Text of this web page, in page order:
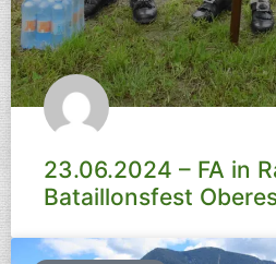
23.06.2024 – FA in
Bataillonsfest